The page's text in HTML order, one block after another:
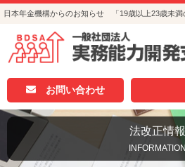
お問い合わせ
法改正情報
INFORMATION